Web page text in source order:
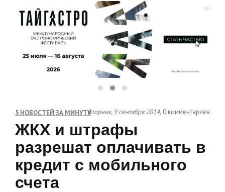
5 НОВОСТЕЙ ЗА МИНУТУВторник, 9 сентября 2014, 0 комментариев
ЖКХ и штрафы
разрешат оплачивать в
кредит с мобильного
счета